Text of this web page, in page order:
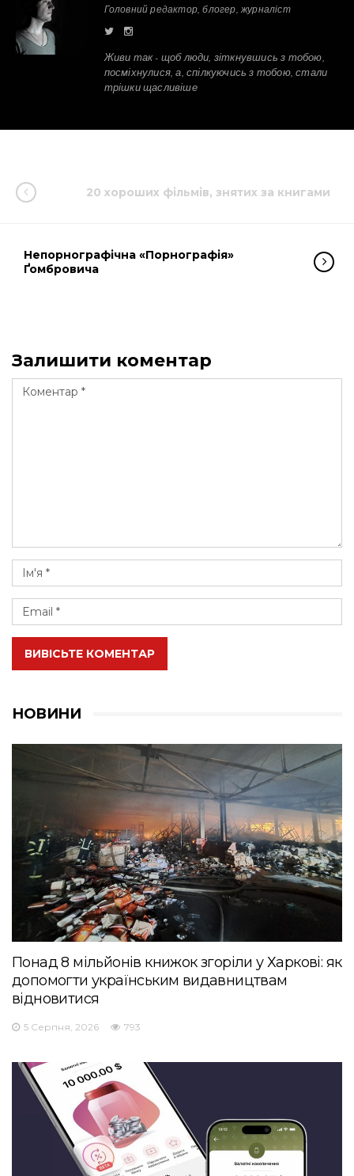
Головний редактор, блогер, журналіст
Живи так - щоб люди, зіткнувшись з тобою,
посміхнулися, а, спілкуючись з тобою, стали
трішки щасливіше
20 хороших фільмів, знятих за книгами
Непорнографічна «Порнографія»
Ґомбровича
Залишити коментар
ВИВІСЬТЕ КОМЕНТАР
НОВИНИ
Понад 8 мільйонів книжок згоріли у Харкові: як
допомогти українським видавництвам
відновитися
5 Серпня, 2026 793